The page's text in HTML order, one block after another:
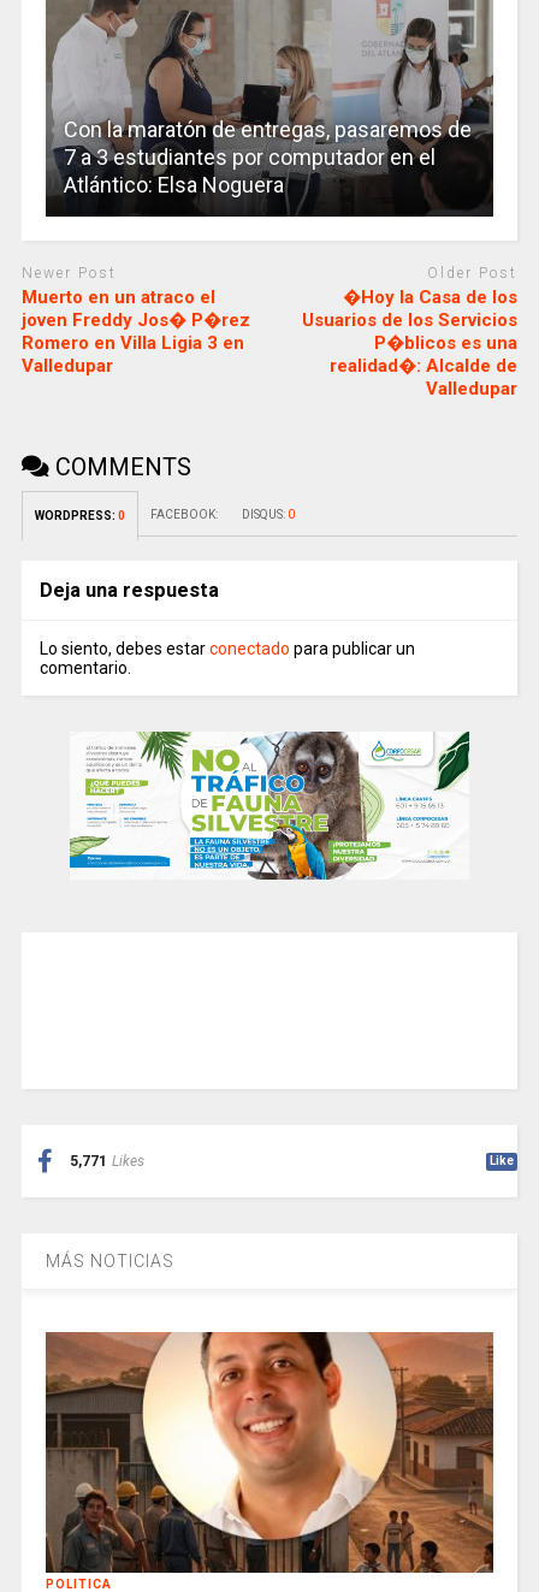
Con la maratón de entregas, pasaremos de
7 a 3 estudiantes por computador en el
Atlántico: Elsa Noguera
Newer Post
Muerto en un atraco el
joven Freddy Jos� P�rez
Romero en Villa Ligia 3 en
Valledupar
Older Post
�Hoy la Casa de los
Usuarios de los Servicios
P�blicos es una
realidad�: Alcalde de
Valledupar
COMMENTS
WORDPRESS: 0 FACEBOOK: DISQUS: 0
Deja una respuesta
Lo siento, debes estarconectado para publicar un
comentario.
5,771 Likes Like
MÁS NOTICIAS
POLITICA